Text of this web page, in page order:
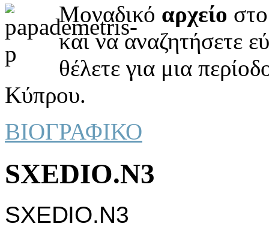
Μοναδικό αρχείο
και να αναζητήσετε
θέλετε για μια
Κύπρου.
ΒΙΟΓΡΑΦΙΚΟ
SXEDIO.N3
SXEDIO.N3